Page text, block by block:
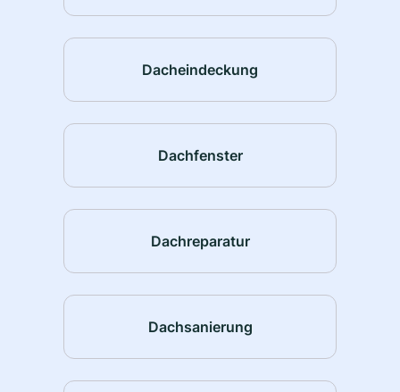
Dacheindeckung
Dachfenster
Dachreparatur
Dachsanierung